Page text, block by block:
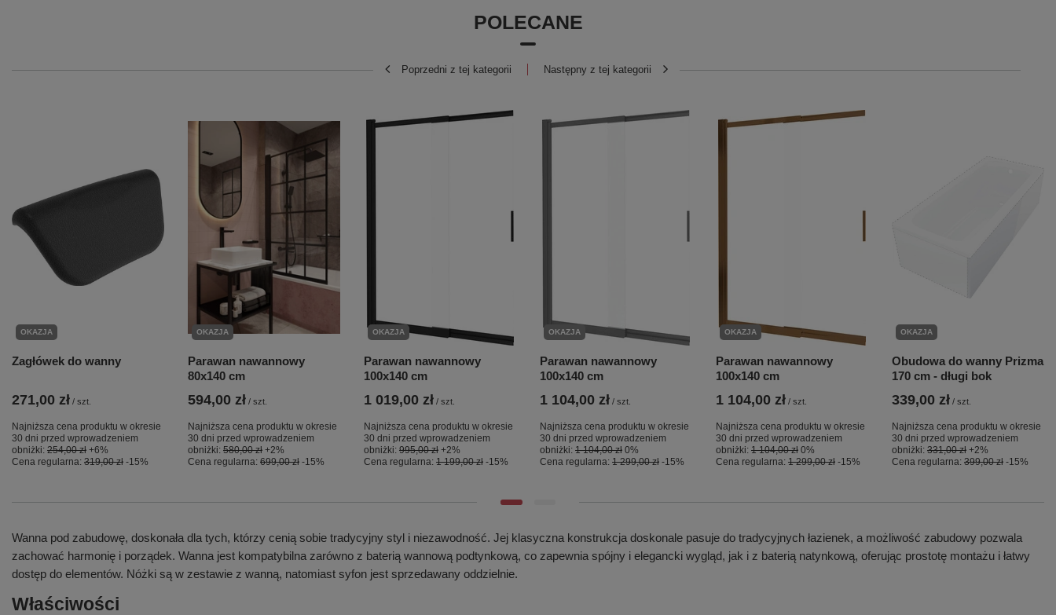
POLECANE
Poprzedni z tej kategorii
OKAZJA
Zagłówek do wanny
271,00 zł / szt.
Najniższa cena produktu w okresie
30 dni przed wprowadzeniem
obniżki: 254,00 zł +6%
Cena regularna: 319,00 zł -15%
OKAZJA
Parawan nawannowy
80x140 cm
594,00 zł / szt.
Najniższa cena produktu w okresie
30 dni przed wprowadzeniem
obniżki: 580,00 zł +2%
Cena regularna: 699,00 zł -15%
OKAZJA
Parawan nawannowy
100x140 cm
1 019,00 zł / szt.
Najniższa cena produktu w okresie
30 dni przed wprowadzeniem
obniżki: 995,00 zł +2%
Cena regularna: 1 199,00 zł -15%
OKAZJA
Parawan nawannowy
100x140 cm
1 104,00 zł / szt.
Najniższa cena produktu w okresie
30 dni przed wprowadzeniem
obniżki: 1 104,00 zł 0%
Cena regularna: 1 299,00 zł -15%
OKAZJA
Parawan nawannowy
100x140 cm
1 104,00 zł / szt.
Najniższa cena produktu w okresie
30 dni przed wprowadzeniem
obniżki: 1 104,00 zł 0%
Cena regularna: 1 299,00 zł -15%
OKAZJA
Obudowa do wanny Prizma
170 cm - długi bok
339,00 zł / szt.
Najniższa cena produktu w okresie
30 dni przed wprowadzeniem
obniżki: 331,00 zł +2%
Cena regularna: 399,00 zł -15%
Następny z tej kategorii
Wanna pod zabudowę, doskonała dla tych, którzy cenią sobie tradycyjny styl i niezawodność. Jej klasyczna konstrukcja doskonale pasuje do tradycyjnych łazienek, a możliwość zabudowy pozwala
zachować harmonię i porządek. Wanna jest kompatybilna zarówno z baterią wannową podtynkową, co zapewnia spójny i elegancki wygląd, jak i z baterią natynkową, oferując prostotę montażu i łatwy
dostęp do elementów. Nóżki są w zestawie z wanną, natomiast syfon jest sprzedawany oddzielnie.
Właściwości